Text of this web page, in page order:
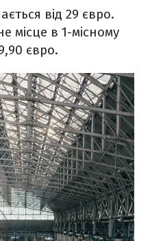
від 29 євро.
місце в 1-місному
євро.